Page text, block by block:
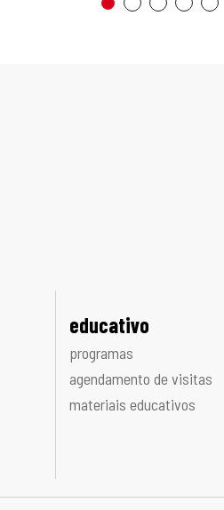
educativo
programas
agendamento de visitas
materiais educativos